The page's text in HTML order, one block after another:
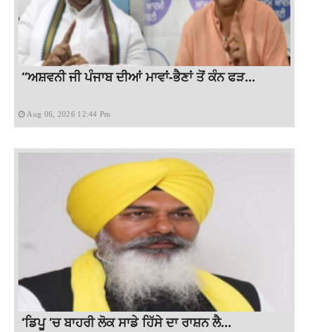
“ਅਸ਼ਵਨੀ ਜੀ ਪੰਜਾਬ ਦੀਆਂ ਮਾਵਾਂ-ਭੈਣਾਂ ਤੋਂ ਕੰਨ ਫੜ...
Aug 06, 2026 12:44 Pm
‘ਡਿਪੂ ‘ਚ ਬਾਹਰੀ ਲੋਕ ਸਾਡੇ ਹਿੱਸੇ ਦਾ ਰਾਸ਼ਨ ਲੈ...